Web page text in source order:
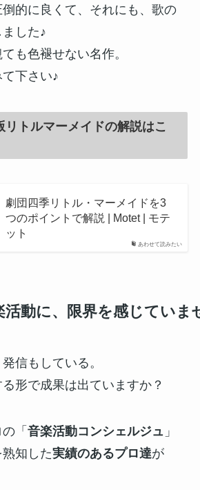
的に良くて、それにも、歌の
した♪
も色褪せない名作。
下さい♪
リトルマーメイドの解説はこ
あわせて読みたい
劇団四季リトル・マーメイドを3
つのポイントで解説 | Motet | モテ
ット
活動に、限界を感じていま
信もしている。
形で成果は出ていますか？
「 音楽活動コンシェルジュ 」
知した実績のあるプロ達が